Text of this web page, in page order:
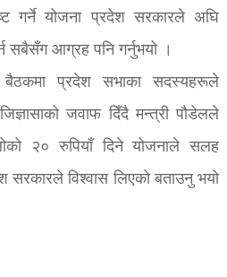
योजना प्रदेश सरकारले अघि
सबैसँग आग्रह पनि गर्नुभयो ।
प्रदेश सभाका सदस्यहरूले
जवाफ दिँदै मन्त्री पौडेलले
२० रुपियाँ दिने योजनाले सलह
सरकारले विश्वास लिएको बताउनु भयो